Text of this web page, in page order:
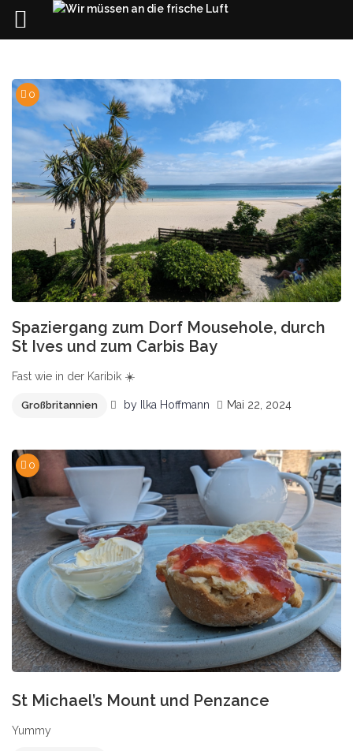
content
0
Spaziergang zum Dorf Mousehole, durch
St Ives und zum Carbis Bay
Fast wie in der Karibik ☀️
Großbritannien by Ilka Hoffmann Mai 22, 2024
0
St Michael’s Mount und Penzance
Yummy